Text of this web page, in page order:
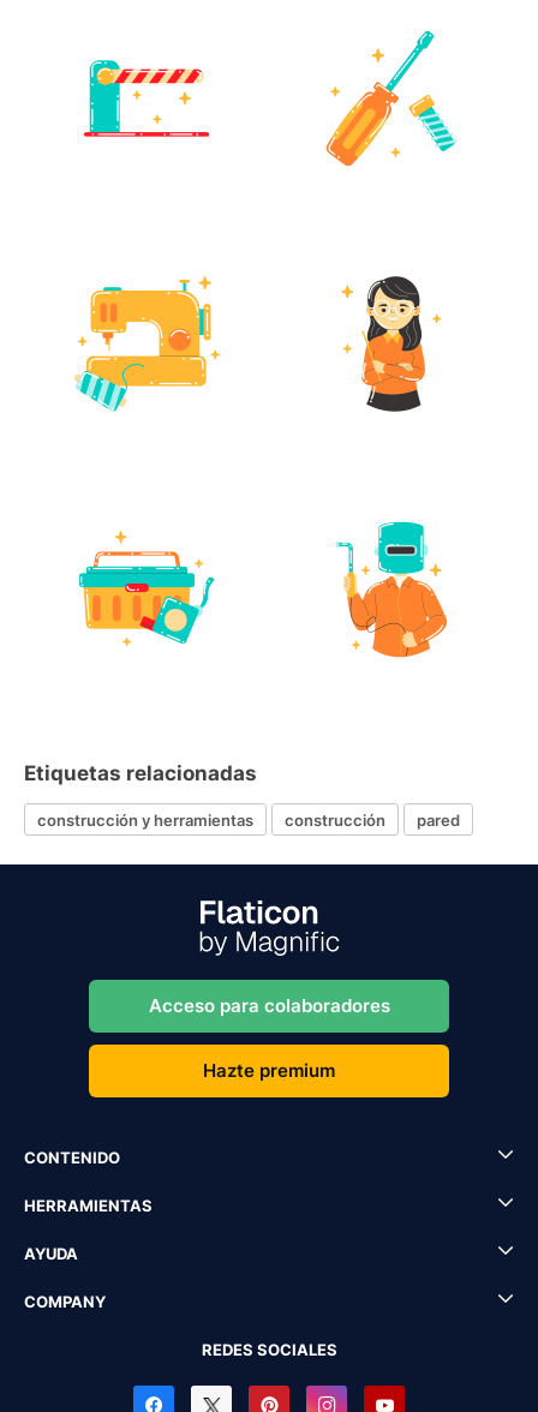
Etiquetas relacionadas
construcción y herramientas construcción pared
Acceso para colaboradores
Hazte premium
CONTENIDO
HERRAMIENTAS
AYUDA
COMPANY
REDES SOCIALES